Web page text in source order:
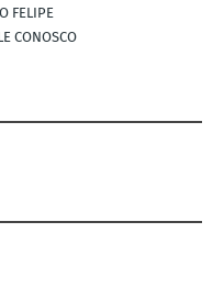
FELIPE
CONOSCO